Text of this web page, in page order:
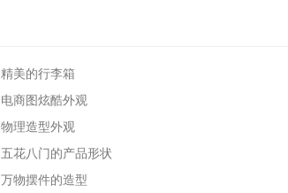
精美的行李箱
电商图炫酷外观
物理造型外观
五花八门的产品形状
万物摆件的造型